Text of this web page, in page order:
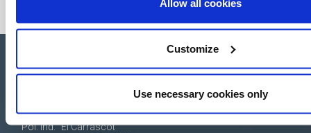
Allow all cookies
Customize
Use necessary cookies only
Apartado de Correos nº 45
Pol. Ind. "El Carrascot"